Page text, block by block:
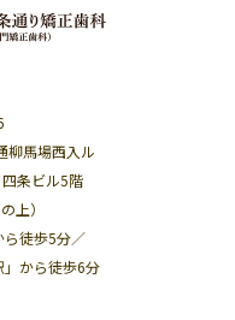
柳馬場西入ル
条ビル5階
上）
ら徒歩5分／
から徒歩6分